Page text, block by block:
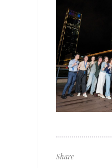
Share